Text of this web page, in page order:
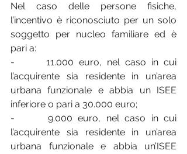
Nel caso delle persone fisiche,
l’incentivo è riconosciuto per un solo
soggetto per nucleo familiare ed è
pari a:
-      11.000 euro, nel caso in cui
l’acquirente sia residente in un’area
urbana funzionale e abbia un ISEE
inferiore o pari a 30.000 euro;
-      9.000 euro, nel caso in cui
l’acquirente sia residente in un’area
urbana funzionale e abbia un’ISEE